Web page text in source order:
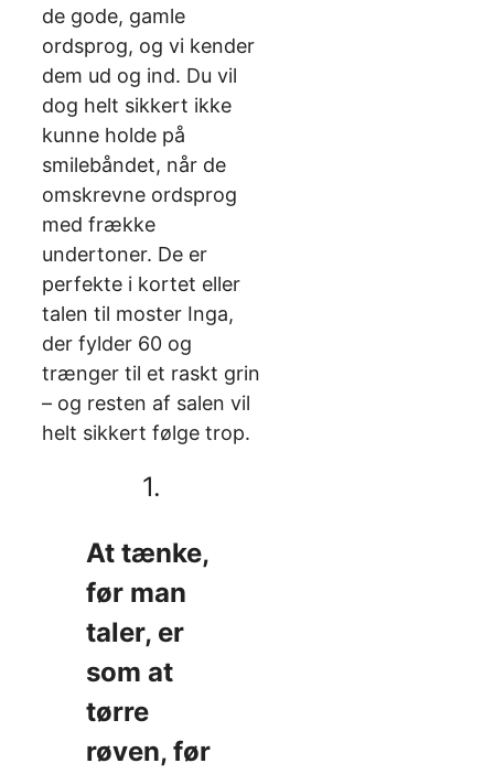
de gode, gamle
ordsprog, og vi kender
dem ud og ind. Du vil
dog helt sikkert ikke
kunne holde på
smilebåndet, når de
omskrevne ordsprog
med frække
undertoner. De er
perfekte i kortet eller
talen til moster Inga,
der fylder 60 og
trænger til et raskt grin
– og resten af salen vil
helt sikkert følge trop.
1.
At tænke,
før man
taler, er
som at
tørre
røven, før